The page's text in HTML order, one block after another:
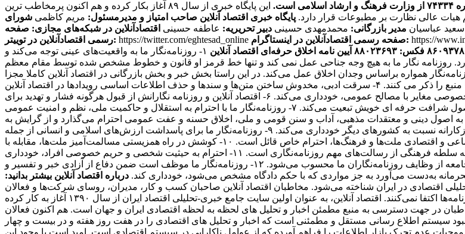
این پایگاه خبری از سال ۸۹ آغاز بکار کرده و هم اکنون پرمخاطب ترین
عالی نظارت بر مطبوعات قرار دارد. پایگاه خبری اقتصاد آنلاین صاحب امتیاز و مدیرمسئول: مریم کاظمی شورای
سعید عباسیان مدیر بازرگانی: محمدمهدی حسینی دبیر تحریریه: عاطفه حسینی اقتصادآنلاین در شبکه‌های مجازی: صفحه
رسمی اقتصادآنلاین در توییتر: https://twitter.com/eghtesad_online صفحه رسمی اقتصادآنلاین در اینستاگرام: https://
آیین نامه اخلاق حرفه‌ای اقتصاد آنلاین
۱- روزنامه‌نگار ما به واقعیت‌های عینی توجه می‌کند و
روزنامه نگار ما به هیچ وجه جناحی عمل نمی کند و تنها خط قرمز او قانون و خطوط مشخص شده توسط مقام معظم
روزنامه‌نگار همواره براساس وجدان اخلاق عمل می‌کند. در این راستا بخش خبر و بخش بازرگانی در اقتصاد آنلاین کاملا مجزا
هستند. ۳- روزنامه‌نگاران اقتصاد آنلاین اگر اخباری را از منبعی دیگر منتشر کنند، حتما منبع را ذکر می کنند. ۴- سرقت ادبی، مخدوش ساختن متن‌ها و سندها و حذف اطلاعات اساسی رویدادها در اقتصاد آنلاین
مطرود است. ۵- روزنامه‌نگار ما از پذیرش هرگونه پاداش مادی برای پیش‌برد مقاصد خصوصی مغایر با مصالح عمومی، خودداری می‌کند. ۶- اقتصاد آنلاین و روزنامه نگارانش از قبول هرگونه فشار و تهدید برای
انتشار مطالب یا تغییر محتویات آنها، خودداری کرده و از خط‌مشی عمومی رسانه و اصول شرافت حرفه ای خویش تبعیت می‌کند. ۷- روزنامه‌نگار ما با احترام به استقلال و حاکمیت ملی، نظم و امنیت عمومی
شرافت حرفه‌ای خویشتن تبعیت می‌کند. ۸- روزنامه‌نگار ما به اصول دینی و معتقدات مذهبی، آداب و سنن قومی و ملی، اخلاق حسنه و عفت عمومی احترام می‌گذارد و از گرایش به
تبعیض خصومت آمیز در این زمینه‌ها و همچنین تشویق و تحریک به جنگ تجاوزکارانه نسبت به کشورهای دیگر خودداری می‌کند. ۹- روزنامه‌نگار ما برای پاسداشت ارزش‌های اسلامی و انسانی از جمله
عدالت‌طلبی، آزادیخواهی، صلح و امنیت بشر، استقلال و پیشرفت فرهنگی، اجتماعی و اقتصادی ملت‌ها و فرهنگ‌ها، احترام خاص قائل است. ۱۰- کوشش در راه همزیستی مسالمت‌آمیز ملت‌ها، مقابله با
گسترش وسایل و ادوات کشتار جمعی، جلوگیری از آلودگی محیط‌زیست و مبارزه علیه سلطه فرهنگی از رسالت‌های مهم روزنامه‌نگاری است. ۱۱- احترام به حیثیت شخصی و حریم خصوصی افراد، خودداری
از توهین، تهمت و افتراء نسبت به اشخاص و تلاش در حفظ سلامت و آرامش روانی جامعه از وظایف روزنامه‌نگاران ما محسوب می‌شود. ۱۲- روزنامه‌نگار ما موظف است ضمن دفاع از آزادی خبر و تفسیر و
به‌دست می‌آورد به جز مواردی که با حکم دادگاه مشخص می‌شود، خودداری کند. درباره اقتصاد آنلاین بیشتر بدانید:
وب‌سایت خبری-تحلیلی اقتصادی در ایران شناخته می‌شود. مخاطبان اقتصاد آنلاین صاحبان کسب و کار، مدیران، روسای شرکت‌ها و فعالان
اقتصادی هستند که می‌خواهند یک روز زودتر از اخبار مطلع شوند و در نتیجه به روزنامه‌ها اکتفا نمی‌کنند. اقتصاد آنلاین، به عنوان اولین سایت جامع خبری-تحلیلی اقتصاد ایران از سال ۱۳۹۰ آغاز به کار کرده
در جهت دسترسی به منبع مطمئن اخبار و تحلیل های لحظه به لحظه اقتصادی ایران و جهان است. هم اکنون فعالان
سیستم اطلاع رسانی مستقل و مطمئنی است که اخبار و تحلیل های اقتصادی را در هفت روز هفته و در بیست و چهار